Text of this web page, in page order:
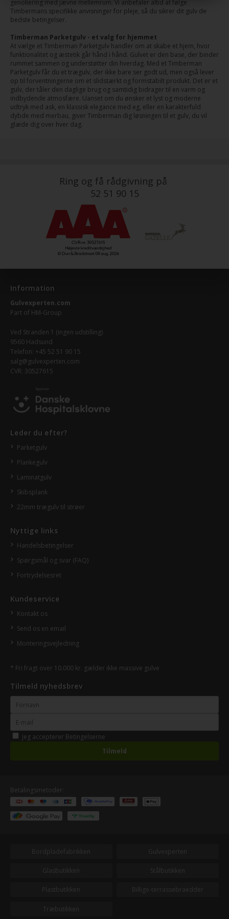
genoliering med jævne mellemrum. Vi anbefaler altid at følge
Timbermans specifikke anvisninger for pleje, så du sikrer dit gulv de
bedste betingelser.
Timberman Parketgulv - et valg for hjemmet
At vælge et Timberman Parketgulv handler om at skabe et hjem, hvor
funktionalitet og æstetik går hånd i hånd. Gulvet er den base, der binder
rummet sammen og understøtter din hverdag. Med et Timberman
Parketgulv får du et trægulv, der ikke bare ser godt ud, men også lever
op til forventningerne om et slidstærkt og formstabilt produkt. Det er et
gulv, der tåler den daglige brug og samtidig bidrager til en varm og
indbydende atmosfære. Uanset om du ønsker et lyst og moderne
udtryk med ask, en klassisk elegance med eg, eller en karakterfuld
dybde med merbau, giver Timberman dig løsningen til et gulv, du vil
glæde dig over hver dag.
Ring og få rådgivning på
52 51 90 15
Information
Gulvexperten.com
Part of HM-Group
Ved Stranden 1 (ingen udstilling)
9560 Hadsund
Telefon: +45 52 51 90 15
salg@gulvexperten.com
CVR: 30527615
Leder du efter?
Parketgulv
Plankegulv
Laminatgulv
Skibsplank
22mm trægulv til strøer
Nyttige links
Handelsbetingelser
Spørgsmål og svar (FAQ)
Fortrydelsesret
Kundeservice
Kontakt os
Send os en email
Monteringsvejledning
* Fri fragt over 10.000 kr. gælder ikke massive gulve
Tilmeld nyhedsbrev
Jeg accepterer Betingelserne
Betalingsmetoder:
Bordpladefabrikken Gulvexperten
Glasbutikken Stålbutikken
Plastbutikken Billige-terrassebraedder
Træbutikken